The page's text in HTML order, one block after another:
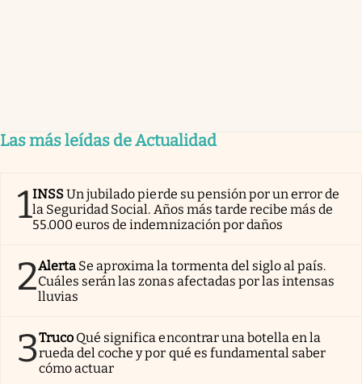
Las más leídas de Actualidad
1INSSUn jubilado pierde su pensión por un error de
la Seguridad Social. Años más tarde recibe más de
55.000 euros de indemnización por daños
2Alerta Se aproxima la tormenta del siglo al país.
Cuáles serán las zonas afectadas por las intensas
lluvias
3Truco Qué significa encontrar una botella en la
rueda del coche y por qué es fundamental saber
cómo actuar